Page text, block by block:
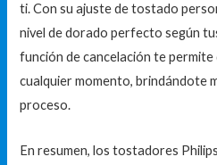
ti. Con su ajuste de tostado
nivel de dorado perfecto según
función de cancelación te
cualquier momento, brindándote
proceso.
En resumen, los tostadores